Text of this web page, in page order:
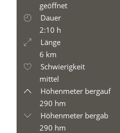
geöffnet
Dauer
2:10 h
Länge
6 km
Schwierigkeit
mittel
Höhenmeter bergauf
290 hm
Höhenmeter bergab
290 hm